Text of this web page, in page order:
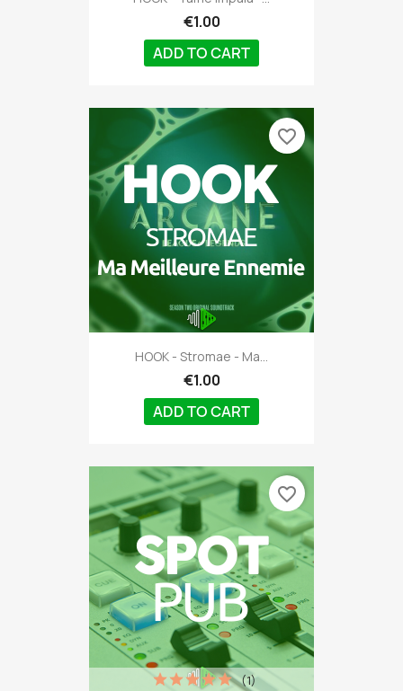
€1.00
ADD TO CART
HOOK - Stromae - Ma...
€1.00
ADD TO CART
favorite_border
(1)
favorite_border